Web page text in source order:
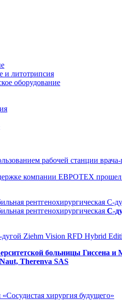
и литотрипсия
оборудование
рабочей станции
компании ЕВРОТЕХ прошел
рентгенохирургическая С-
рентгенохирургическая С-
Ziehm Vision RFD Hybrid
ой больницы Гиссена и
Therenva SAS
хирургия будущего»